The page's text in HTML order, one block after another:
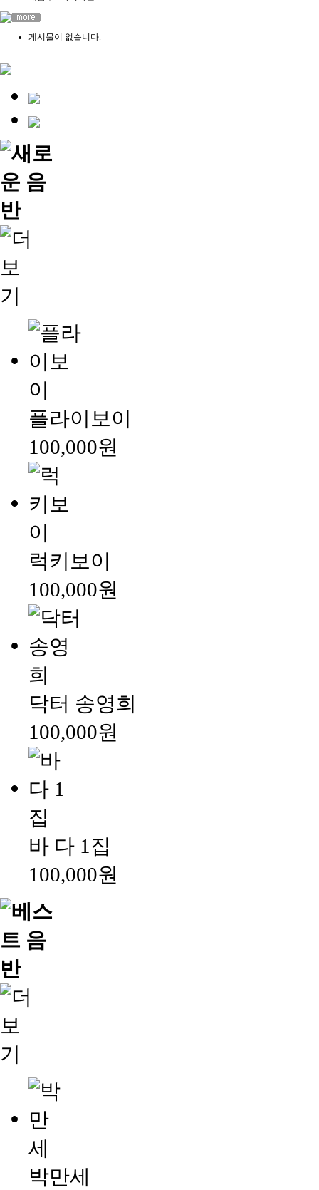
게시물이 없습니다.
플라이보이
100,000원
럭키보이
100,000원
닥터 송영희
100,000원
바 다 1집
100,000원
박만세